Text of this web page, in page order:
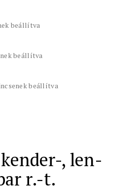
beállítva
beállítva
beállítva
, len-
r.-t.